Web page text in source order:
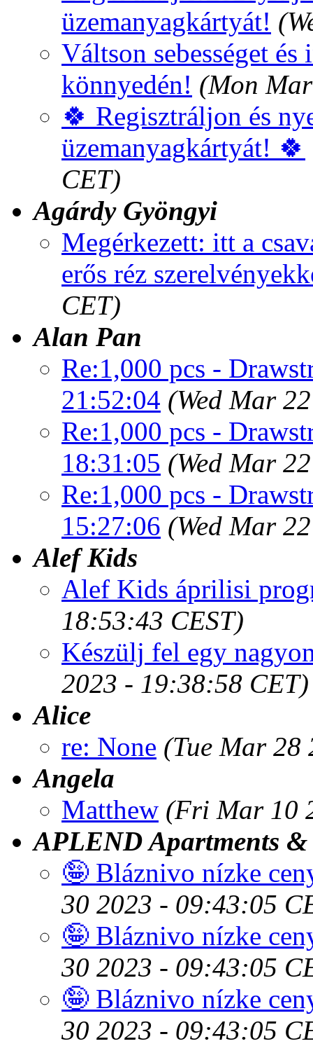
üzemanyagkártyát!
Váltson sebességet
könnyedén! (Mon
🍀 Regisztráljon és
üzemanyagkártyát! 🍀
CET)
Agárdy Gyöngyi
Megérkezett: itt a
erős réz
CET)
Alan Pan
Re:1,000 pcs -
21:52:04 (Wed Mar
Re:1,000 pcs -
18:31:05 (Wed Mar
Re:1,000 pcs -
15:27:06 (Wed Mar
Alef Kids
Alef Kids áprilisi
18:53:43 CEST)
Készülj fel egy
2023 - 19:38:58 CET)
Alice
re: None (Tue Mar 28
Angela
Matthew (Fri Mar 10
APLEND Apartments &
🤪 Bláznivo nízke
30 2023 - 09:43:05
🤪 Bláznivo nízke
30 2023 - 09:43:05
🤪 Bláznivo nízke
30 2023 - 09:43:05